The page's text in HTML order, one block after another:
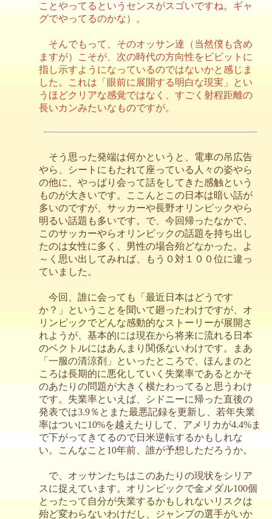
ことやってるというセンスがスゴいですね。ギャ
グでやってるのかな）。
そんでもって、そのオッサン達（当然僕も含め
ますが）こそが、次の時代の方向性をビビットに
指し示すようになっているのではないかと感じま
した。これは「眼前に展開する明白な現実」とい
うほどクリアな感覚ではなく、すごく射程距離の
長いカンみたいなものですが。
そう思った発端は何かというと、電車の吊広告
やら、シートにもたれて座っている人々の姿やら
の他に、やっぱり会って話をしてきた感触という
ものが大きいです。ここんとこの日本は暗い話が
多いのですが、サッカーや長野オリンピックやら
明るい話題も多いです。で、今回帰ったなかで、
このサッカーやらオリンピックの話題を持ち出し
たのは女性に多く、男性の場合殆どなかった。よ
～く思い出してみれば、もう０対１００位に違っ
ていました。
今回、誰に会っても「最近日本はどうです
か？」ということを聞いて廻ったわけですが、オ
リンピックでどんな感動的なストーリーが展開さ
れようが、基本的には現在から将来に流れる日本
のベクトルにはあんまり関係ないわけです。まあ
「一服の清涼剤」といったところで、ほんまのと
ころは長期的に悪化していく失業率であるとかそ
のあたりの問題が大きく横たわってると思うわけ
です。失業率といえば、シドニーに帰った直後の
発表では3.9％とまた最悪記録を更新し、若年失業
率はついに10%を越えたりして、アメリカが4.4%ま
で下がってきてるので日米逆転するかもしれな
い。こんなこと10年前、誰が予想しただろうか。
で、オッサンたちはこのあたりの現状をシリア
スに捉えています。オリンピックで金メダル100個
とったって自分が失業するかもしれないリスクは
殆ど変わらないわけだし、ジャンプの選手がいか